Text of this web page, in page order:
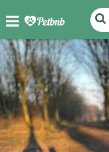
PHOTOS REVIEWS